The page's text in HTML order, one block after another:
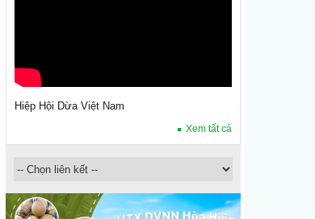
Hiệp Hội Dừa Việt Nam
Xem tất cả